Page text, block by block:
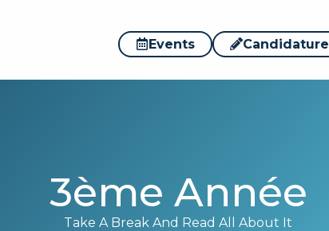
Events Candidature
3ème Année
Take A Break And Read All About It